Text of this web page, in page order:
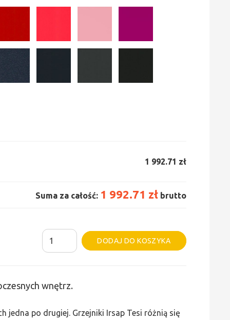
1 992.71 zł
Suma za całość: 1 992.71 zł brutto
ilość
Grzejnik
DODAJ DO KOSZYKA
Alternative:
wnętrz.
jedna po drugiej. Grzejniki Irsap Tesi różnią się